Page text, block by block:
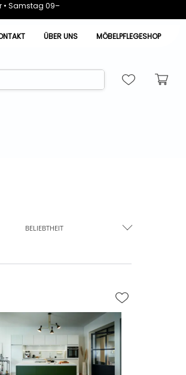
• Samstag 09–
ÜBER UNS MÖBELPFLEGESHOP
BELIEBTHEIT